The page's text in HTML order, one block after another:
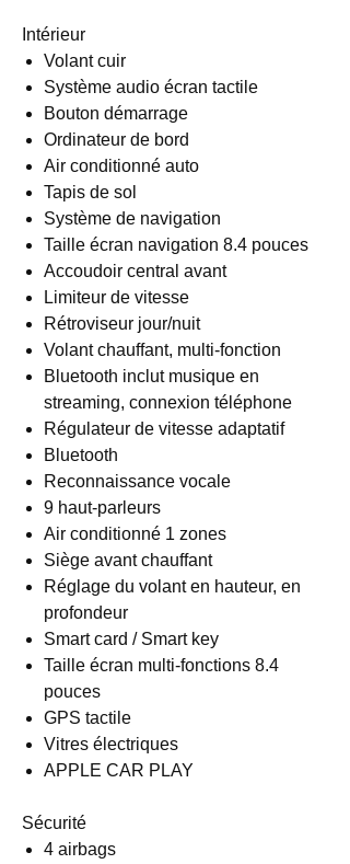
Intérieur
Volant cuir
Système audio écran tactile
Bouton démarrage
Ordinateur de bord
Air conditionné auto
Tapis de sol
Système de navigation
Taille écran navigation 8.4 pouces
Accoudoir central avant
Limiteur de vitesse
Rétroviseur jour/nuit
Volant chauffant, multi-fonction
Bluetooth inclut musique en
streaming, connexion téléphone
Régulateur de vitesse adaptatif
Bluetooth
Reconnaissance vocale
9 haut-parleurs
Air conditionné 1 zones
Siège avant chauffant
Réglage du volant en hauteur, en
profondeur
Smart card / Smart key
Taille écran multi-fonctions 8.4
pouces
GPS tactile
Vitres électriques
APPLE CAR PLAY
Sécurité
4 airbags